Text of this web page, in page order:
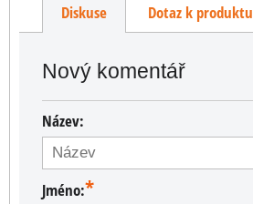
Diskuse Dotaz k produktu
Nový komentář
Název:
Jméno:*